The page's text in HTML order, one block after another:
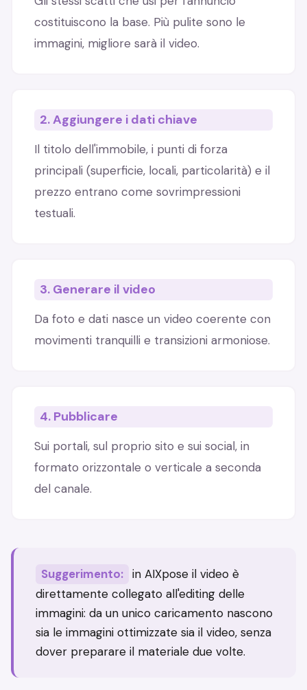
costituiscono la base. Più pulite sono le
immagini, migliore sarà il video.
2. Aggiungere i dati chiave
Il titolo dell'immobile, i punti di forza
principali (superficie, locali, particolarità) e il
prezzo entrano come sovrimpressioni
testuali.
3. Generare il video
Da foto e dati nasce un video coerente con
movimenti tranquilli e transizioni armoniose.
4. Pubblicare
Sui portali, sul proprio sito e sui social, in
formato orizzontale o verticale a seconda
del canale.
Suggerimento: in AIXpose il video è
direttamente collegato all'editing delle
immagini: da un unico caricamento nascono
sia le immagini ottimizzate sia il video, senza
dover preparare il materiale due volte.